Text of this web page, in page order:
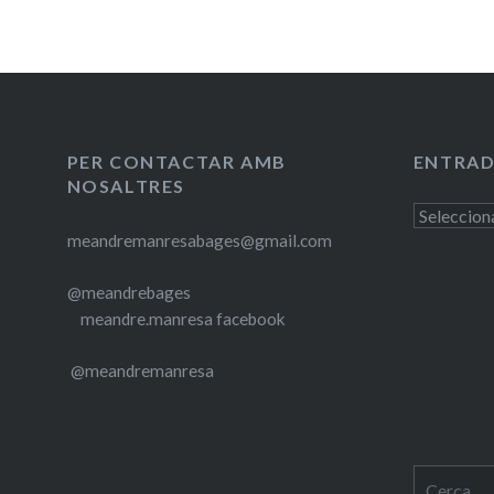
PER CONTACTAR AMB
NOSALTRES
meandremanresabages@gmail.com
@meandrebages
meandre.manresa facebook
@meandremanresa
Entrades